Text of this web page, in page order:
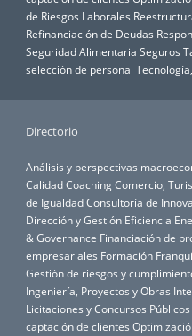
de Riesgos Laborales
Refinanciación de Deudas
Seguridad Alimentaria Seguros
selección de personal
Directorio
Análisis y perspectivas
CalidadCoachingComercio,
de IgualdadConsultoría de
Dirección y Gestión Eficiencia
& Governance Financiación de
empresariales Formación
Gestión de riesgos y
Ingeniería, Proyectos y Obras
Licitaciones y Concursos Públicos
captación de clientes